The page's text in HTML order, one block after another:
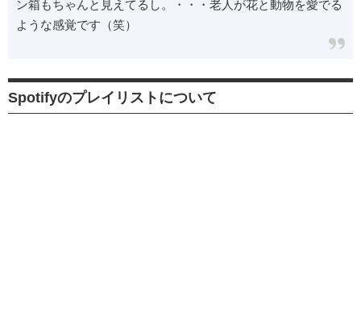
ン箱もちゃんと見えてるし。・・・老人が花と動物を愛でる
ような感覚です（笑）
Spotifyのプレイリストについて